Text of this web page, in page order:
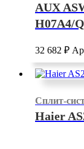
AUX
H07A4/
32 682 ₽
Сплит-
Haier